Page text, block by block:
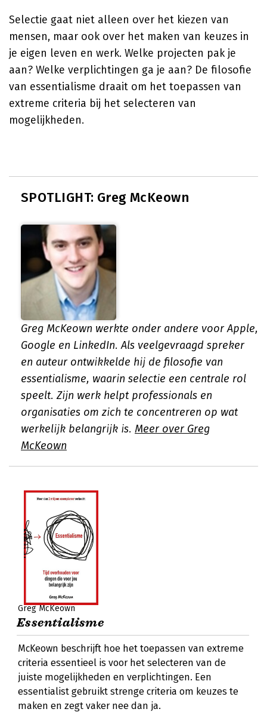
Selectie gaat niet alleen over het kiezen van
mensen, maar ook over het maken van keuzes in
je eigen leven en werk. Welke projecten pak je
aan? Welke verplichtingen ga je aan? De filosofie
van essentialisme draait om het toepassen van
extreme criteria bij het selecteren van
mogelijkheden.
SPOTLIGHT: Greg McKeown
Greg McKeown werkte onder andere voor Apple,
Google en LinkedIn. Als veelgevraagd spreker
en auteur ontwikkelde hij de filosofie van
essentialisme, waarin selectie een centrale rol
speelt. Zijn werk helpt professionals en
organisaties om zich te concentreren op wat
werkelijk belangrijk is. Meer over Greg
McKeown
Greg McKeown
Essentialisme
McKeown beschrijft hoe het toepassen van extreme
criteria essentieel is voor het selecteren van de
juiste mogelijkheden en verplichtingen. Een
essentialist gebruikt strenge criteria om keuzes te
maken en zegt vaker nee dan ja.